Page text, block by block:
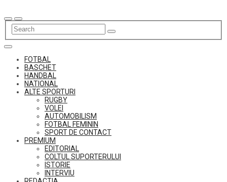
to
content
FOTBAL
BASCHET
HANDBAL
NATIONAL
ALTE SPORTURI
RUGBY
VOLEI
AUTOMOBILISM
FOTBAL FEMININ
SPORT DE CONTACT
PREMIUM
EDITORIAL
COLTUL SUPORTERULUI
ISTORIE
INTERVIU